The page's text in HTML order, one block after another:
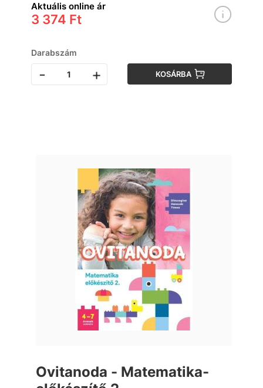
Aktuális online ár
3 374 Ft
Darabszám
- + KOSÁRBA
Ovitanoda - Matematika-